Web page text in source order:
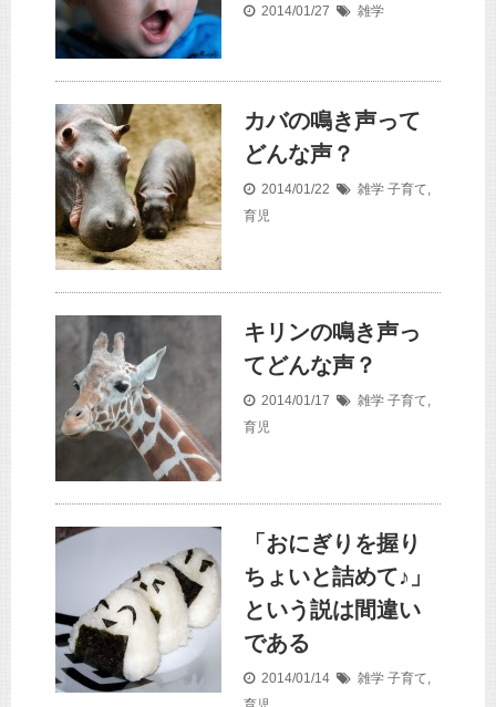
2014/01/27 雑学
カバの鳴き声って
どんな声？
2014/01/22 雑学 子育て,
育児
キリンの鳴き声っ
てどんな声？
2014/01/17 雑学 子育て,
育児
「おにぎりを握り
ちょいと詰めて♪」
という説は間違い
である
2014/01/14 雑学 子育て,